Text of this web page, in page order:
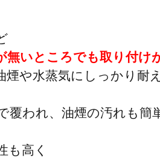
無いところでも取り付け
煙や水蒸気にしっかり耐
覆われ、油煙の汚れも簡
も高く